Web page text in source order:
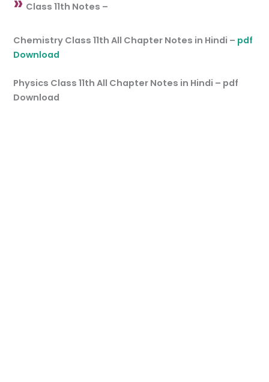
Class 11th Notes –
Chemistry Class 11th All Chapter Notes in Hindi – pdf
Download
Physics Class 11th All Chapter Notes in Hindi – pdf
Download